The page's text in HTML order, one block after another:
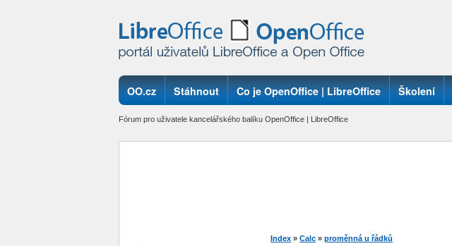
OO.cz Stáhnout Co je OpenOffice | LibreOffice Školení
Fórum pro uživatele kancelářského balíku OpenOffice | LibreOffice
Index » Calc » proměnná u řádků